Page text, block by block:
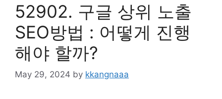
52902. 구글 상위 노출
SEO방법 : 어떻게 진행
해야 할까?
May 29, 2024 by kkangnaaa